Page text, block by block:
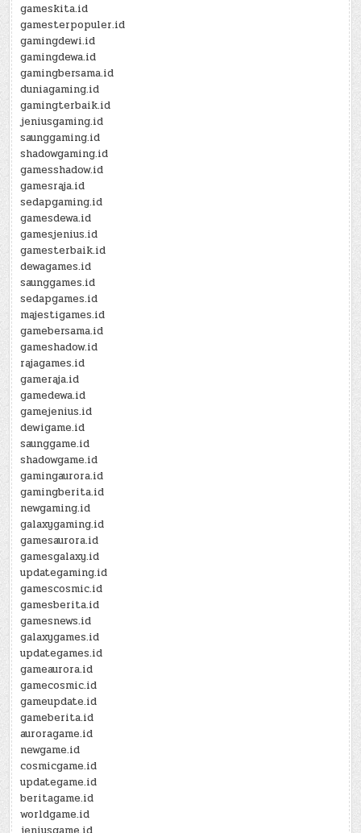
gameskita.id
gamesterpopuler.id
gamingdewi.id
gamingdewa.id
gamingbersama.id
duniagaming.id
gamingterbaik.id
jeniusgaming.id
saunggaming.id
shadowgaming.id
gamesshadow.id
gamesraja.id
sedapgaming.id
gamesdewa.id
gamesjenius.id
gamesterbaik.id
dewagames.id
saunggames.id
sedapgames.id
majestigames.id
gamebersama.id
gameshadow.id
rajagames.id
gameraja.id
gamedewa.id
gamejenius.id
dewigame.id
saunggame.id
shadowgame.id
gamingaurora.id
gamingberita.id
newgaming.id
galaxygaming.id
gamesaurora.id
gamesgalaxy.id
updategaming.id
gamescosmic.id
gamesberita.id
gamesnews.id
galaxygames.id
updategames.id
gameaurora.id
gamecosmic.id
gameupdate.id
gameberita.id
auroragame.id
newgame.id
cosmicgame.id
updategame.id
beritagame.id
worldgame.id